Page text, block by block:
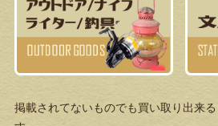
掲載されてないものでも買い取り出来